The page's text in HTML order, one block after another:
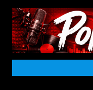
Doorgaan
naar
inhoud